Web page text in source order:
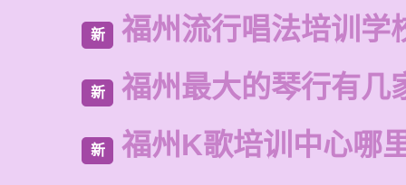
新 福州流行唱法培训学
新 福州最大的琴行有几
新 福州K歌培训中心哪